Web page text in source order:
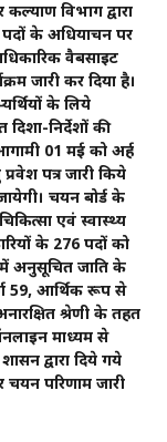
विभाग द्वारा
के अधियाचन पर
वैबसाइट
जारी कर दिया है।
के लिये
निर्देशों की
01 मई को अर्ह
पत्र जारी किये
चयन बोर्ड के
एवं स्वास्थ्य
के 276 पदों को
अनुसूचित जाति के
59, आर्थिक रूप से
श्रेणी के तहत
माध्यम से
द्वारा दिये गये
चयन परिणाम जारी